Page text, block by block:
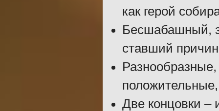
как герой
Бесшабашный,
ставший
Две концовки –